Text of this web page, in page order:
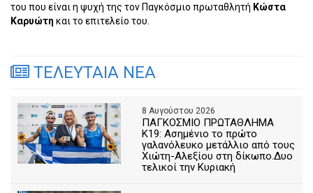
του που είναι η ψυχή της τον Παγκόσμιο πρωταθλητή Κώστα
Καρυώτη και το επιτελείο του.
ΤΕΛΕΥΤΑΙΑ ΝΕΑ
8 Αυγούστου 2026
ΠΑΓΚΟΣΜΙΟ ΠΡΩΤΑΘΛΗΜΑ
Κ19: Ασημένιο το πρώτο
γαλανόλευκο μετάλλιο από τους
Χιώτη-Αλεξίου στη δίκωπο.Δυο
τελικοί την Κυριακή